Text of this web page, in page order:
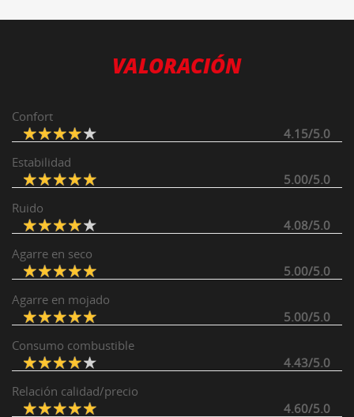
VALORACIÓN
Confort
4.15/5.0
Estabilidad
5.00/5.0
Ruido
4.08/5.0
Agarre en seco
5.00/5.0
Agarre en mojado
5.00/5.0
Consumo combustible
4.43/5.0
Relación calidad/precio
4.60/5.0